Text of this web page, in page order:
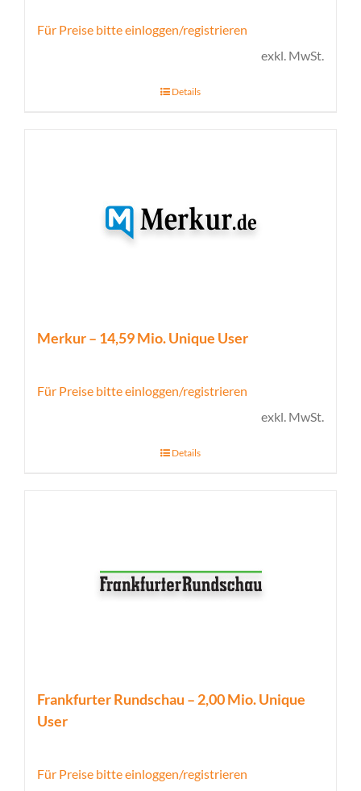
Für Preise bitte einloggen/registrieren
exkl. MwSt.
Details
Merkur – 14,59 Mio. Unique User
Für Preise bitte einloggen/registrieren
exkl. MwSt.
Details
Frankfurter Rundschau – 2,00 Mio. Unique
User
Für Preise bitte einloggen/registrieren